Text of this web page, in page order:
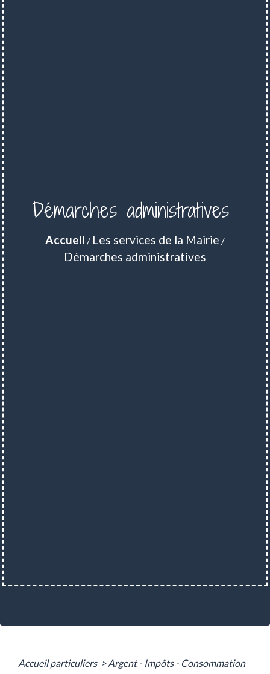
Démarches administratives
Accueil / Les services de la Mairie /
Démarches administratives
Accueil particuliers > Argent - Impôts - Consommation